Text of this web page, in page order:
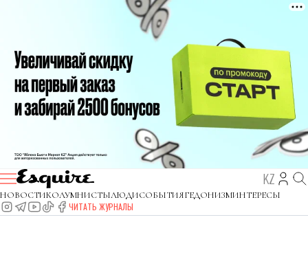
KZ
НОВОСТИКОЛУМНИСТЫЛЮДИСОБЫТИЯГЕДОНИЗМИНТЕРЕСЫ
ЧИТАТЬ ЖУРНАЛЫ